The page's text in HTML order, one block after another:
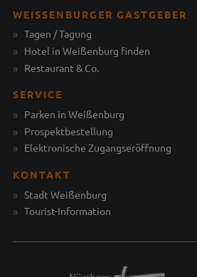
WEISSENBURGER GASTGEBER
Tagen / Tagung
Hotel in Weißenburg finden
Restaurant & Co.
SERVICE
Parken in Weißenburg
Prospektbestellung
Elektronische Zugangseröffnung
KONTAKT
Stadt Weißenburg
Tourist-Information